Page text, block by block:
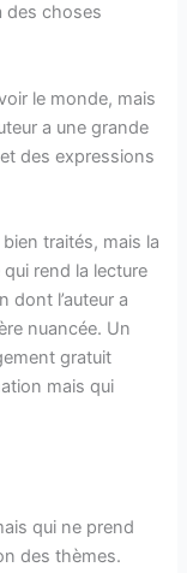
des choses
le monde, mais
a une grande
des expressions
traités, mais la
rend la lecture
dont l’auteur a
nuancée. Un
gratuit
mais qui
qui ne prend
des thèmes.